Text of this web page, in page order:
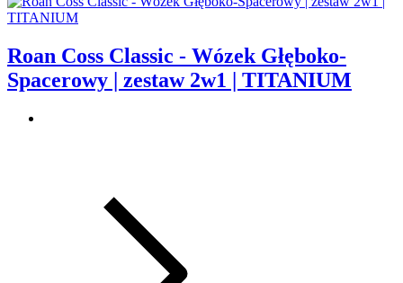
Roan Coss Classic - Wózek Głęboko-
Spacerowy | zestaw 2w1 | TITANIUM